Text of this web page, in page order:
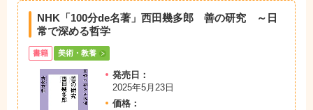
NHK「100分de名著」西田幾多郎 善の研究 ～日
常で深める哲学
書籍 美術・教養
発売日：
2025年5月23日
価格：